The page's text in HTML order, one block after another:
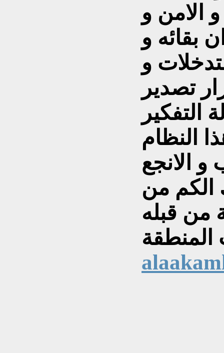
الامن و
بقائه و
و
تصدير
التفکير
النظام
الانجع
الکم من
من قبله